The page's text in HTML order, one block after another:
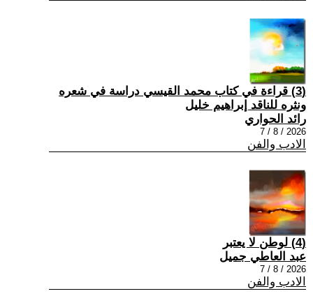
(3) قراءة في كتاب محمد القيسي دراسة في شعره
ونثره للناقد إبراهيم خليل
رائد الحواري
2026 / 8 / 7
الادب والفن
(4) لوطن لا يعتبر
عبد العاطي جميل
2026 / 8 / 7
الادب والفن